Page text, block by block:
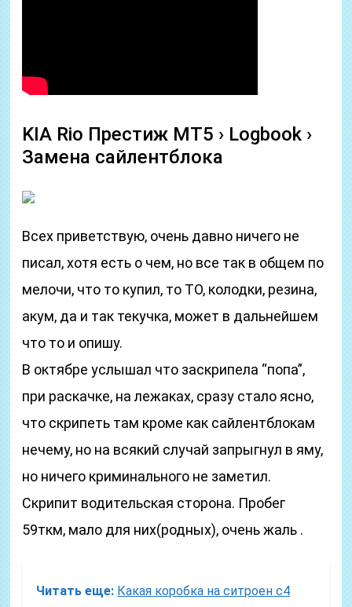
KIA Rio Престиж МТ5 › Logbook ›
Замена сайлентблока
Всех приветствую, очень давно ничего не
писал, хотя есть о чем, но все так в общем по
мелочи, что то купил, то ТО, колодки, резина,
акум, да и так текучка, может в дальнейшем
что то и опишу.
В октябре услышал что заскрипела “попа”,
при раскачке, на лежаках, сразу стало ясно,
что скрипеть там кроме как сайлентблокам
нечему, но на всякий случай запрыгнул в яму,
но ничего криминального не заметил.
Скрипит водительская сторона. Пробег
59ткм, мало для них(родных), очень жаль .
Читать еще: Какая коробка на ситроен с4